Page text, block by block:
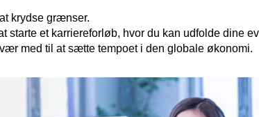
krydse grænser.
starte et karriereforløb, hvor du kan udfolde dine
med til at sætte tempoet i den globale økonomi.